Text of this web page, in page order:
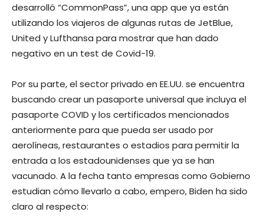
desarrolló “CommonPass”, una app que ya están
utilizando los viajeros de algunas rutas de JetBlue,
United y Lufthansa para mostrar que han dado
negativo en un test de Covid-19.
Por su parte, el sector privado en EE.UU. se encuentra
buscando crear un pasaporte universal que incluya el
pasaporte COVID y los certificados mencionados
anteriormente para que pueda ser usado por
aerolíneas, restaurantes o estadios para permitir la
entrada a los estadounidenses que ya se han
vacunado. A la fecha tanto empresas como Gobierno
estudian cómo llevarlo a cabo, empero, Biden ha sido
claro al respecto: